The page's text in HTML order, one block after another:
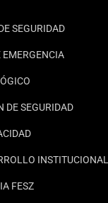
SEGURIDAD
EMERGENCIA
DE SEGURIDAD
INSTITUCIONAL
FESZ